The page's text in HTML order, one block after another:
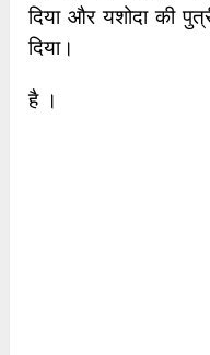
दिया और यशोदा की
दिया।
है ।